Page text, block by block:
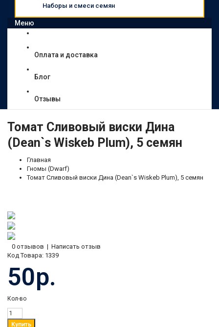
Наборы и смеси семян
Меню
Оплата и доставка
Блог
Отзывы
Томат Сливовый виски Дина
(Dean`s Wiskeb Plum), 5 семян
Главная
Гномы (Dwarf)
Томат Сливовый виски Дина (Dean`s Wiskeb Plum), 5 семян
0 отзывов | Написать отзыв
Код Товара: 1339
50р.
Кол-во